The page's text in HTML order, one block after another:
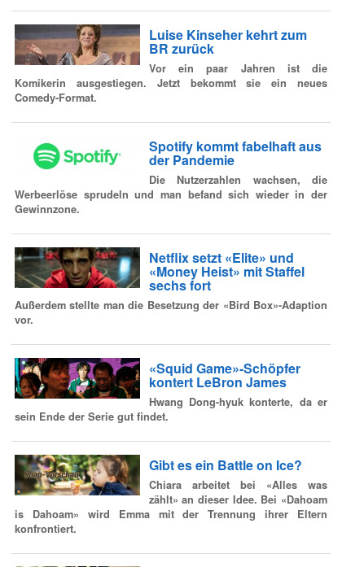
Luise Kinseher kehrt zum
BR zurück
Vor ein paar Jahren ist die
Komikerin ausgestiegen. Jetzt bekommt sie ein neues
Comedy-Format.
Spotify kommt fabelhaft aus
der Pandemie
Die Nutzerzahlen wachsen, die
Werbeerlöse sprudeln und man befand sich wieder in der
Gewinnzone.
Netflix setzt «Elite» und
«Money Heist» mit Staffel
sechs fort
Außerdem stellte man die Besetzung der «Bird Box»-Adaption
vor.
«Squid Game»-Schöpfer
kontert LeBron James
Hwang Dong-hyuk konterte, da er
sein Ende der Serie gut findet.
Gibt es ein Battle on Ice?
Chiara arbeitet bei «Alles was
zählt» an dieser Idee. Bei «Dahoam
is Dahoam» wird Emma mit der Trennung ihrer Eltern
konfrontiert.